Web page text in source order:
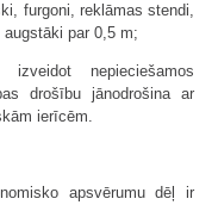
furgoni, reklāmas stendi,
par 0,5 m;
nepieciešamos
drošību jānodrošina ar
ierīcēm.
apsvērumu dēļ ir